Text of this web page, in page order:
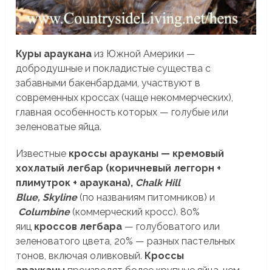
Куры араукана из Южной Америки —
добродушные и покладистые существа с
забавными бакенбардами, участвуют в
современных кроссах (чаще некоммерческих),
главная особенность которых — голубые или
зеленоватые яйца.
Известные кроссы арауканы — кремовый
хохлатый легбар (коричневый леггорн +
плимутрок + араукана), Chalk Hill
Blue, Skyline(по названиям питомников) и
Columbine(коммерческий кросс). 80%
яиц кроссов легбара — голубоватого или
зеленоватого цвета, 20% — разных пастельных
тонов, включая оливковый. Кроссы